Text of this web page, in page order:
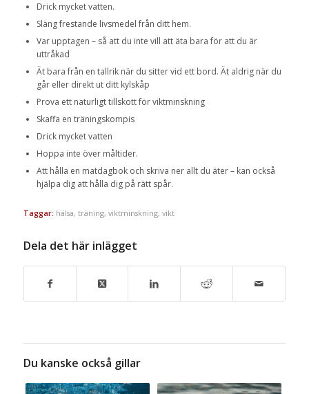
Drick mycket vatten.
Släng frestande livsmedel från ditt hem.
Var upptagen – så att du inte vill att äta bara för att du är
uttråkad
Ät bara från en tallrik när du sitter vid ett bord. Ät aldrig när du
går eller direkt ut ditt kylskåp
Prova ett naturligt tillskott för viktminskning
Skaffa en träningskompis
Drick mycket vatten
Hoppa inte över måltider.
Att hålla en matdagbok och skriva ner allt du äter – kan också
hjälpa dig att hålla dig på rätt spår.
Taggar: hälsa, träning, viktminskning, vikt
Dela det här inlägget
Du kanske också gillar